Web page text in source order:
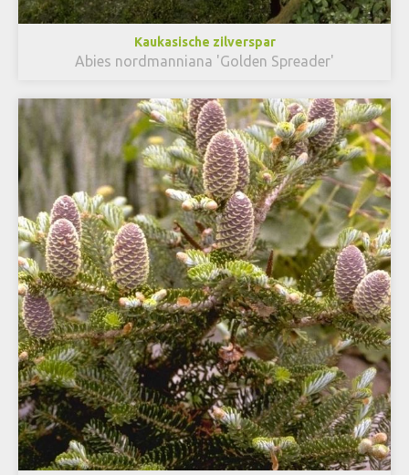
Kaukasische zilverspar
Abies nordmanniana 'Golden Spreader'